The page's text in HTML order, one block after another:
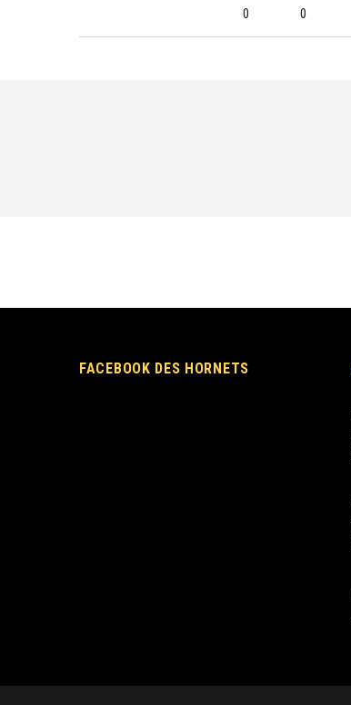
0 0
FACEBOOK DES HORNETS